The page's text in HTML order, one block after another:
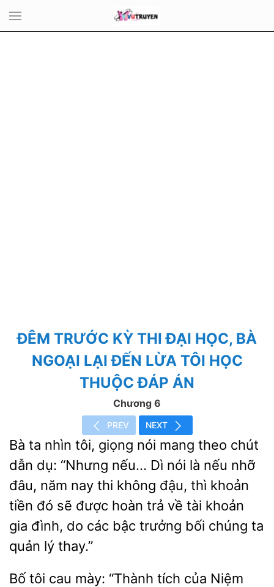
ĐÊM TRƯỚC KỲ THI ĐẠI HỌC, BÀ
NGOẠI LẠI ĐẾN LỪA TÔI HỌC
THUỘC ĐÁP ÁN
Chương 6
PREV NEXT
Bà ta nhìn tôi, giọng nói mang theo chút
dẫn dụ: “Nhưng nếu… Dì nói là nếu nhỡ
đâu, năm nay thi không đậu, thì
đó sẽ được hoàn trả về tài khoản
gia đình, do các bậc trưởng
chúng ta
quản lý thay.”
tôi cau mày: “Thành tích của Niệm